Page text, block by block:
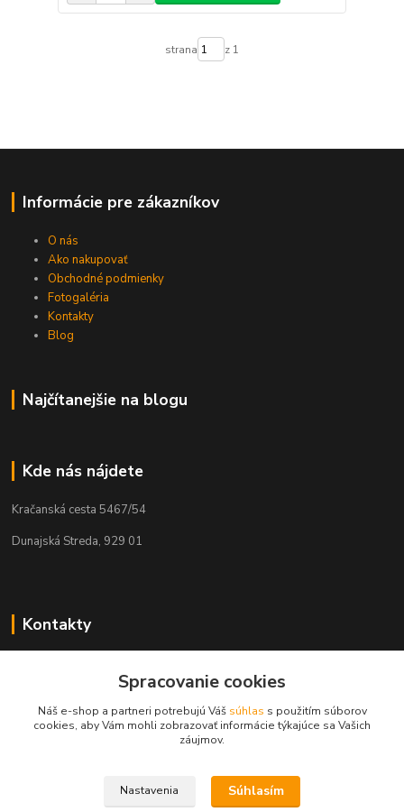
strana z 1
Informácie pre zákazníkov
O nás
Ako nakupovať
Obchodné podmienky
Fotogaléria
Kontakty
Blog
Najčítanejšie na blogu
Kde nás nájdete
Kračanská cesta 5467/54
Dunajská Streda, 929 01
Kontakty
+421 908 775 701
info@kantorstav.sk
Spracovanie cookies
Náš e-shop a partneri potrebujú Váš súhlas s použitím súborov
cookies, aby Vám mohli zobrazovať informácie týkajúce sa Vašich
záujmov.
Nastavenia Súhlasím